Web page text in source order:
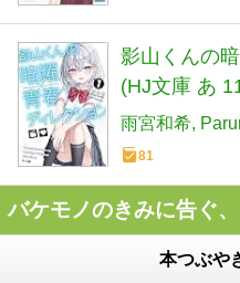
影山くんの
(HJ文庫 あ
雨宮和希
81
バケモノのきみに告ぐ
本つぶや